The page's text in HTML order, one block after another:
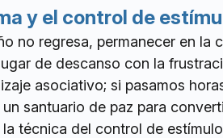
y el control de
no regresa, permanecer en la
de descanso con la
asociativo; si pasamos
santuario de paz para
técnica del control de